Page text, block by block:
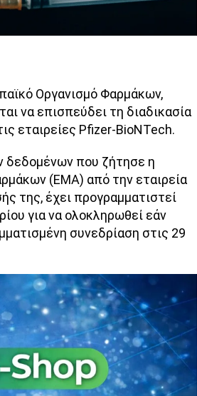
Οργανισμό Φαρμάκων,
να επισπεύδει τη διαδικασία
εταιρείες Pfizer-BioNTech.
δεδομένων που ζήτησε η
(EMA) από την εταιρεία
της, έχει προγραμματιστεί
για να ολοκληρωθεί εάν
συνεδρίαση στις 29